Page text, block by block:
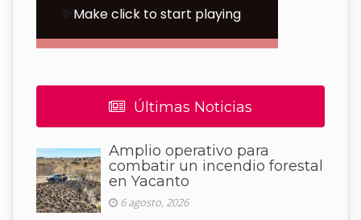
Últimas Noticias
Amplio operativo para
combatir un incendio forestal
en Yacanto
6 agosto, 2026